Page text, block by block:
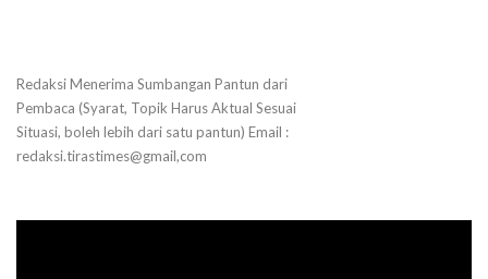
Redaksi Menerima Sumbangan Pantun dari
Pembaca (Syarat, Topik Harus Aktual Sesuai
Situasi, boleh lebih dari satu pantun) Email :
redaksi.tirastimes@gmail,com